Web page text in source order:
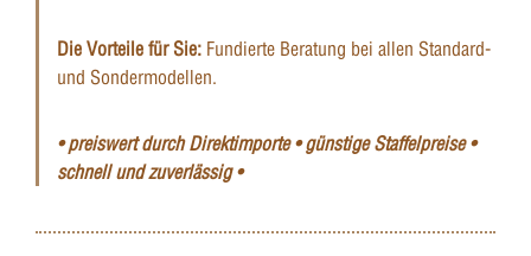
Die Vorteile für Sie: Fundierte Beratung bei allen Standard-
und Sondermodellen.
• preiswert durch Direktimporte • günstige Staffelpreise •
schnell und zuverlässig •